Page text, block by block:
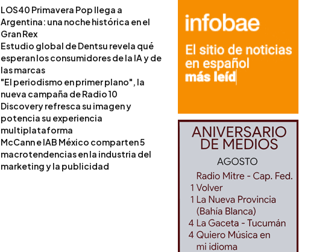
LOS40 Primavera Pop llega a
Argentina: una noche histórica en el
Gran Rex
Estudio global de Dentsu revela qué
esperan los consumidores de la IA y de
las marcas
"El periodismo en primer plano", la
nueva campaña de Radio 10
Discovery refresca su imagen y
potencia su experiencia
multiplataforma
McCann e IAB México comparten 5
macrotendencias en la industria del
marketing y la publicidad